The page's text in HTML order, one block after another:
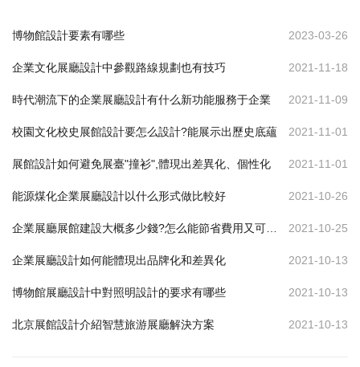
博物館設計要素有哪些 2023-03-26
企業文化展廳設計中參觀路線規劃也有技巧 2021-11-18
時代潮流下的企業展廳設計有什么新功能服務于企業 2021-11-09
校園文化校史展館設計要怎么設計?能展示出歷史底蘊 2021-11-01
展館設計如何避免展臺"撞衫",體現出差異化、個性化 2021-11-01
能源煤化企業展廳設計以什么形式做比較好 2021-10-26
2021-10-25
企業展廳設計如何能體現出品牌化和差異化 2021-10-13
博物館展廳設計中對照明設計的要求有哪些 2021-10-13
北京展館設計介紹智慧旅游展廳解決方案 2021-10-13